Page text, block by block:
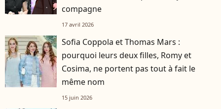
compagne
17 avril 2026
Sofia Coppola et Thomas Mars :
pourquoi leurs deux filles, Romy et
Cosima, ne portent pas tout à fait le
même nom
15 juin 2026